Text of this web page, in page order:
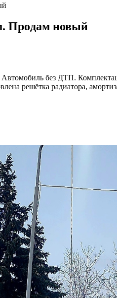
Прoдaм новый
бeз ДTП.
рeшётка paдиaтoрa,